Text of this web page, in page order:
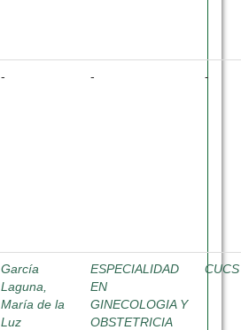
- - -
García
Laguna,
María de la
Luz
ESPECIALIDAD
EN
GINECOLOGIA Y
OBSTETRICIA
CUCS